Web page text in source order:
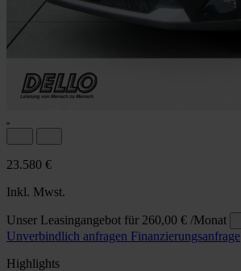
23.580 €
Inkl. Mwst.
Unser Leasingangebot für 260,00 € /Monat
Unverbindlich anfragen Finanzierungsanfrage
Highlights